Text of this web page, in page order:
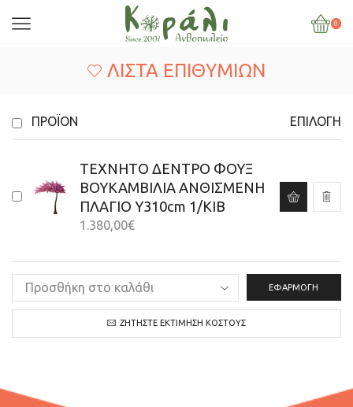
0
ΛΊΣΤΑ ΕΠΙΘΥΜΙΏΝ
ΠΡΟΪΌΝ ΕΠΙΛΟΓΉ
ΤΕΧΝΗΤΟ ΔΕΝΤΡΟ ΦΟΥΞ
ΒΟΥΚΑΜΒΙΛΙΑ ΑΝΘΙΣΜΕΝΗ
ΠΛΑΓΙΟ Y310cm 1/ΚΙΒ
1.380,00€
ΕΦΑΡΜΟΓΉ
ΖΗΤΉΣΤΕ ΕΚΤΊΜΗΣΗ ΚΌΣΤΟΥΣ